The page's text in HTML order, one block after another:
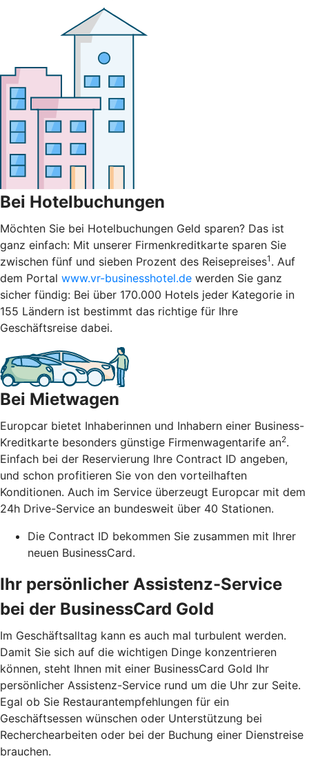
Bei Hotelbuchungen
Möchten Sie bei Hotelbuchungen Geld sparen? Das ist
ganz einfach: Mit unserer Firmenkreditkarte sparen Sie
zwischen fünf und sieben Prozent des Reisepreises1 . Auf
dem Portal www.vr-businesshotel.de werden Sie ganz
sicher fündig: Bei über 170.000 Hotels jeder Kategorie in
155 Ländern ist bestimmt das richtige für Ihre
Geschäftsreise dabei.
Bei Mietwagen
Europcar bietet Inhaberinnen und Inhabern einer Business-
Kreditkarte besonders günstige Firmenwagentarife an2.
Einfach bei der Reservierung Ihre Contract ID angeben,
und schon profitieren Sie von den vorteilhaften
Konditionen. Auch im Service überzeugt Europcar mit dem
24h Drive-Service an bundesweit über 40 Stationen.
Die Contract ID bekommen Sie zusammen mit Ihrer
neuen BusinessCard.
Ihr persönlicher Assistenz-Service
bei der BusinessCard Gold
Im Geschäftsalltag kann es auch mal turbulent werden.
Damit Sie sich auf die wichtigen Dinge konzentrieren
können, steht Ihnen mit einer BusinessCard Gold Ihr
persönlicher Assistenz-Service rund um die Uhr zur Seite.
Egal ob Sie Restaurantempfehlungen für ein
Geschäftsessen wünschen oder Unterstützung bei
Recherchearbeiten oder bei der Buchung einer Dienstreise
brauchen.